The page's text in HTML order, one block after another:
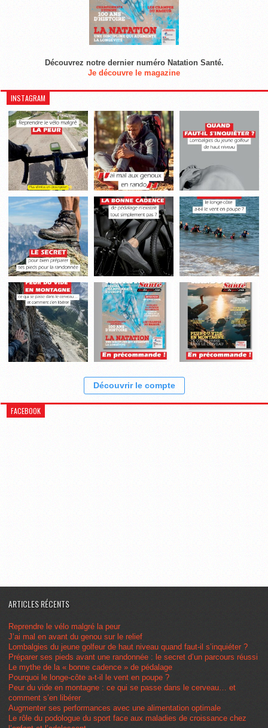
Découvrez notre dernier numéro Natation Santé.
Je découvre le magazine
INSTAGRAM
Découvrir le compte
FACEBOOK
ARTICLES RÉCENTS
Reprendre le vélo malgré la peur
J’ai mal en avant du genou sur le relief
Lombalgies du jeune golfeur de haut niveau quand faut-il s’inquiéter ?
Préparer ses pieds avant une randonnée : le secret d’un parcours réussi
Le mythe de la « bonne cadence » de pédalage
Pourquoi le longe-côte a-t-il le vent en poupe ?
Peur du vide en montagne : ce qui se passe dans le cerveau… et
comment s’en libérer
Augmenter ses performances avec une alimentation optimale
Le rôle du podologue du sport face aux maladies de croissance chez